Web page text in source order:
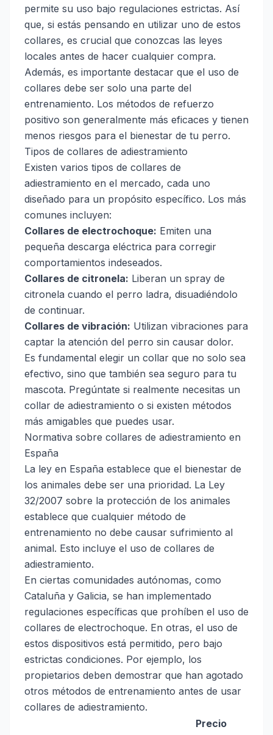
permite su uso bajo regulaciones estrictas. Así
que, si estás pensando en utilizar uno de estos
collares, es crucial que conozcas las leyes
locales antes de hacer cualquier compra.
Además, es importante destacar que el uso de
collares debe ser solo una parte del
entrenamiento. Los métodos de refuerzo
positivo son generalmente más eficaces y tienen
menos riesgos para el bienestar de tu perro.
Tipos de collares de adiestramiento
Existen varios tipos de collares de
adiestramiento en el mercado, cada uno
diseñado para un propósito específico. Los más
comunes incluyen:
Collares de electrochoque: Emiten una
pequeña descarga eléctrica para corregir
comportamientos indeseados.
Collares de citronela: Liberan un spray de
citronela cuando el perro ladra, disuadiéndolo
de continuar.
Collares de vibración: Utilizan vibraciones para
captar la atención del perro sin causar dolor.
Es fundamental elegir un collar que no solo sea
efectivo, sino que también sea seguro para tu
mascota. Pregúntate si realmente necesitas un
collar de adiestramiento o si existen métodos
más amigables que puedes usar.
Normativa sobre collares de adiestramiento en
España
La ley en España establece que el bienestar de
los animales debe ser una prioridad. La Ley
32/2007 sobre la protección de los animales
establece que cualquier método de
entrenamiento no debe causar sufrimiento al
animal. Esto incluye el uso de collares de
adiestramiento.
En ciertas comunidades autónomas, como
Cataluña y Galicia, se han implementado
regulaciones específicas que prohíben el uso de
collares de electrochoque. En otras, el uso de
estos dispositivos está permitido, pero bajo
estrictas condiciones. Por ejemplo, los
propietarios deben demostrar que han agotado
otros métodos de entrenamiento antes de usar
collares de adiestramiento.
Precio